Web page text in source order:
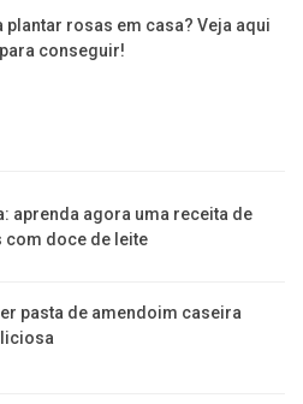
plantar rosas em casa? Veja aqui
conseguir!
aprenda agora uma receita de
com doce de leite
pasta de amendoim caseira